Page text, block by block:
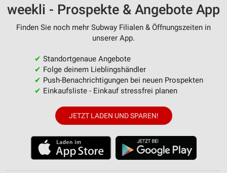
weekli - Prospekte & Angebote App
Finden Sie noch mehr Subway Filialen & Öffnungszeiten in
unserer App.
✔ Standortgenaue Angebote
✔ Folge deinem Lieblingshändler
✔ Push-Benachrichtigungen bei neuen Prospekten
✔ Einkaufsliste - Einkauf stressfrei planen
JETZT LADEN UND SPAREN!